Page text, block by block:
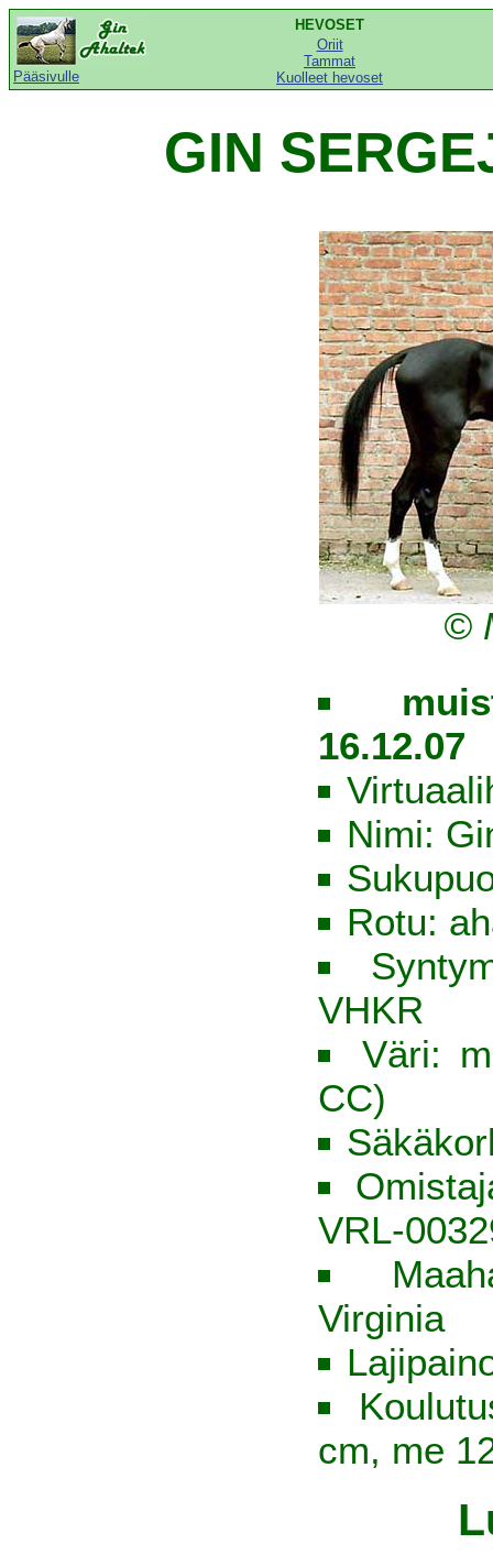
Pääsivulle
HEVOSET
Oriit
Tammat
Kuolleet hevoset
GIN
©
16.12.07
Nimi:
Rotu:
VHKR
Väri:
CC)
VRL-
Virginia
cm, me